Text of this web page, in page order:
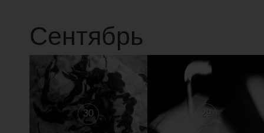
Сентябрь
30 29